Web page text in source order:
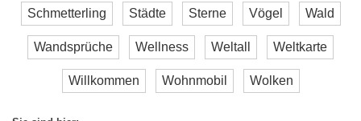
Schmetterling Städte Sterne Vögel Wald
Wandsprüche Wellness Weltall Weltkarte
Willkommen Wohnmobil Wolken